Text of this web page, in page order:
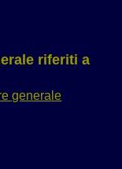
riferiti a
generale